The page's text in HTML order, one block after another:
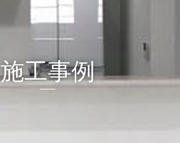
施工事例